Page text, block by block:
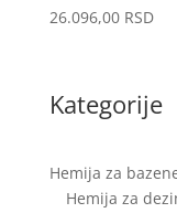
26.096,00RSD
Kategorije
Hemija za
Hemija za